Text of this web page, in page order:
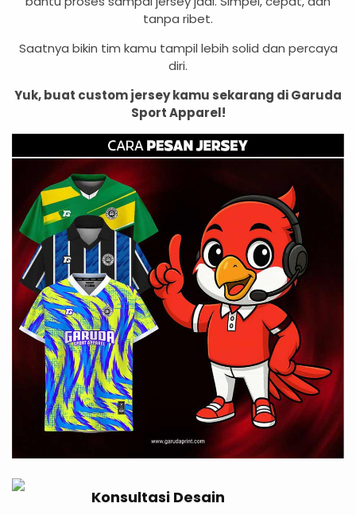
tanpa ribet.
Saatnya bikin tim kamu tampil lebih solid dan percaya
diri.
Yuk, buat custom jersey kamu sekarang di Garuda
Sport Apparel!
Konsultasi Desain